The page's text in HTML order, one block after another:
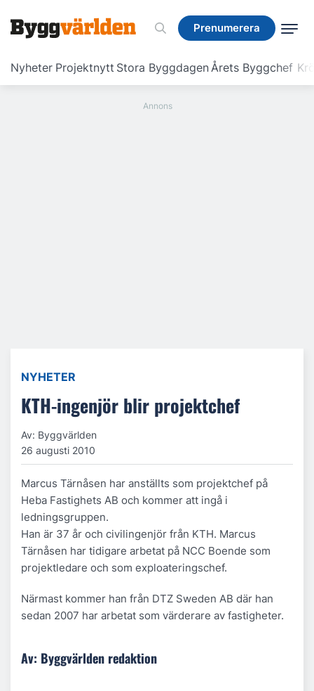
Prenumerera
Nyheter Projektnytt Stora ByggdagenÅrets Byggchef
Prenumerera
NYHETER
KTH-ingenjör blir projektchef
Av: Byggvärlden
26 augusti 2010
Marcus Tärnåsen har anställts som projektchef på
Heba Fastighets AB och kommer att ingå i
ledningsgruppen.
Han är 37 år och civilingenjör från KTH. Marcus
Tärnåsen har tidigare arbetat på NCC Boende som
projektledare och som exploateringschef.
Närmast kommer han från DTZ Sweden AB där han
sedan 2007 har arbetat som värderare av fastigheter.
Av: Byggvärlden redaktion